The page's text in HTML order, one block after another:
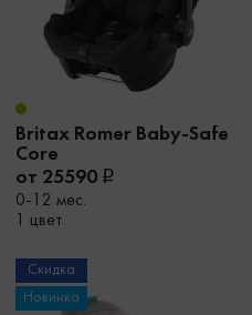
Britax Romer Baby-Safe
Core
от 25590
0-12 мес.
1 цвет
Скидка
Новинка